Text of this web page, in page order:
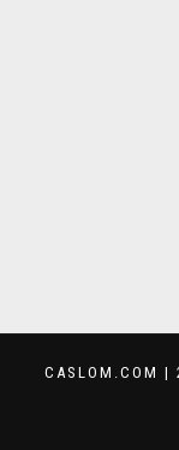
CASLOM.COM |